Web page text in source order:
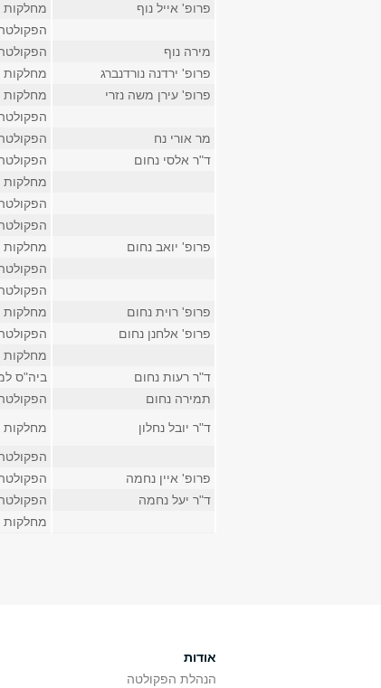
פרופ' אייל נוף
מחלקות
מירה נוף
פרופ' ירדנה נורדנברג
מחלקות
פרופ' עירן משה נזרי
מחלקות
מר אורי נח
ד"ר אלסי נחום
מחלקות
פרופ' יואב נחום
מחלקות
פרופ' רוית נחום
מחלקות
פרופ' אלחנן נחום
מחלקות
ד"ר רעות נחום
ביה"ס
תמירה נחום
ד"ר יובל נחלון
מחלקות
פרופ' איין נחמה
ד"ר יעל נחמה
מחלקות
אודות
הנהלת הפקולטה